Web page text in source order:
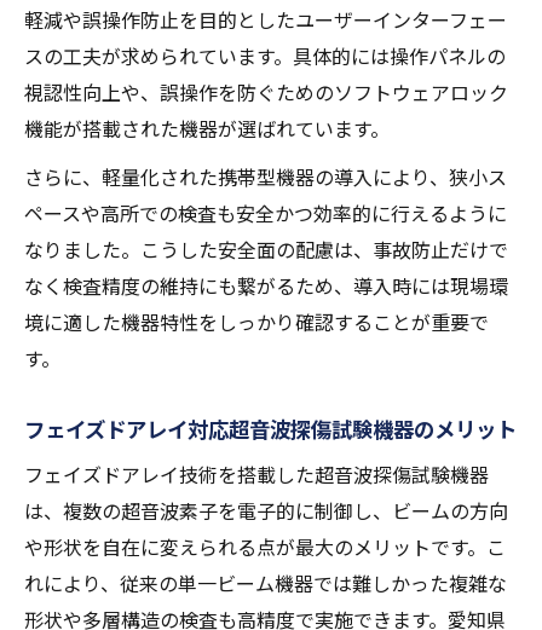
軽減や誤操作防止を目的としたユーザーインターフェー
スの工夫が求められています。具体的には操作パネルの
視認性向上や、誤操作を防ぐためのソフトウェアロック
機能が搭載された機器が選ばれています。
さらに、軽量化された携帯型機器の導入により、狭小ス
ペースや高所での検査も安全かつ効率的に行えるように
なりました。こうした安全面の配慮は、事故防止だけで
なく検査精度の維持にも繋がるため、導入時には現場環
境に適した機器特性をしっかり確認することが重要で
す。
フェイズドアレイ対応超音波探傷試験機器のメリット
フェイズドアレイ技術を搭載した超音波探傷試験機器
は、複数の超音波素子を電子的に制御し、ビームの方向
や形状を自在に変えられる点が最大のメリットです。こ
れにより、従来の単一ビーム機器では難しかった複雑な
形状や多層構造の検査も高精度で実施できます。愛知県